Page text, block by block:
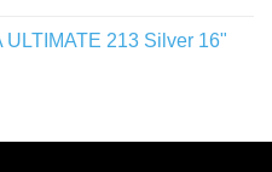
213 Silver 16"